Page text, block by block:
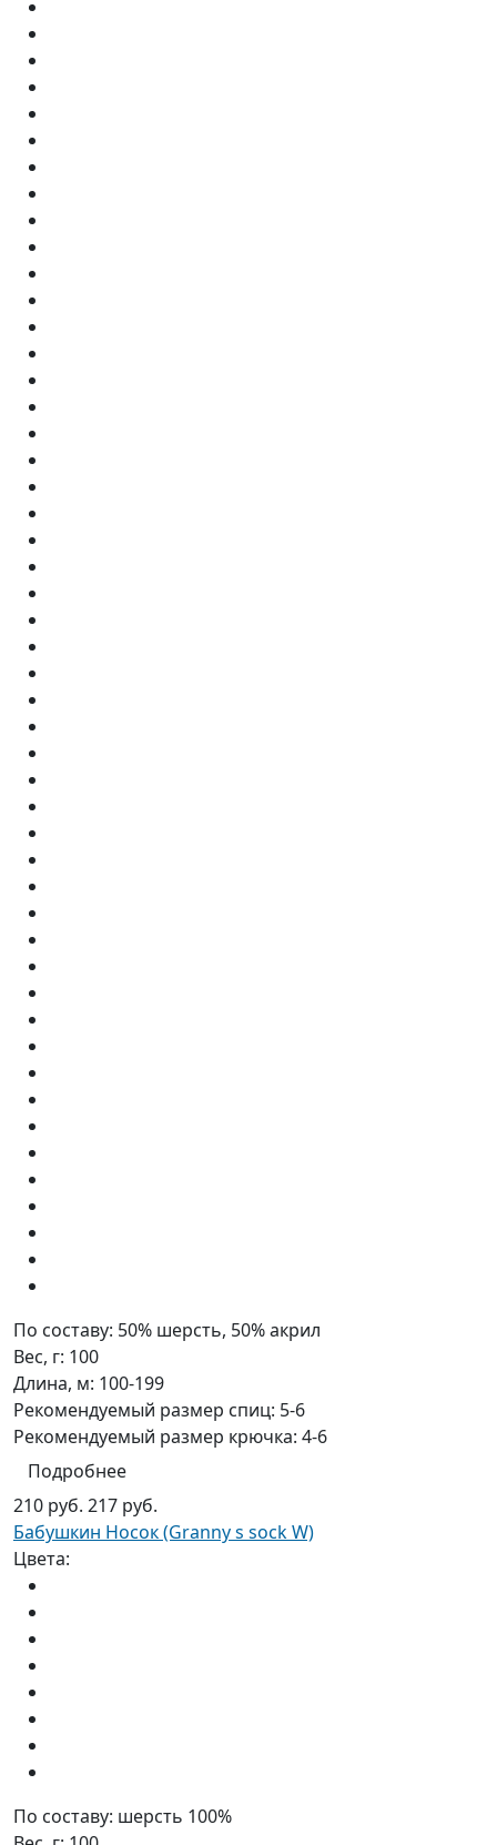
По составу: 50% шерсть, 50% акрил
Вес, г: 100
Длина, м: 100-199
Рекомендуемый размер спиц: 5-6
Рекомендуемый размер крючка: 4-6
Подробнее
210 руб. 217 руб.
Бабушкин Носок (Granny s sock W)
Цвета:
По составу: шерсть 100%